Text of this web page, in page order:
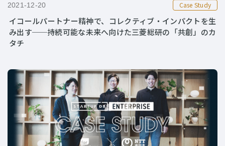
2021-12-20 Case Study
イコールパートナー精神で、コレクティブ・インパクトを生
み出す──持続可能な未来へ向けた三菱総研の「共創」のカ
タチ